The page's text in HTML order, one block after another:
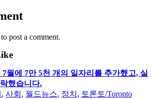
to post a comment.
월에 7만 5천 개의 일자리를 추가했고, 실
했습니다.
,사회 , 월드뉴스, 정치 , 토론토/Toronto